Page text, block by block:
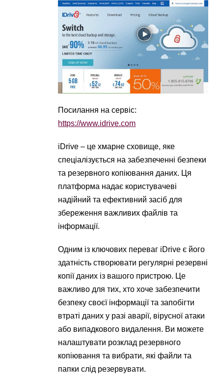
Посилання на сервіс:
https://www.idrive.com
iDrive – це хмарне сховище, яке
спеціалізується на забезпеченні безпеки
та резервного копіювання даних. Ця
платформа надає користувачеві
надійний та ефективний засіб для
збереження важливих файлів та
інформації.
Одним із ключових переваг iDrive є його
здатність створювати регулярні резервні
копії даних із вашого пристрою. Це
важливо для тих, хто хоче забезпечити
безпеку своєї інформації та запобігти
втраті даних у разі аварії, вірусної атаки
або випадкового видалення. Ви можете
налаштувати розклад резервного
копіювання та вибрати, які файли та
папки слід резервувати.